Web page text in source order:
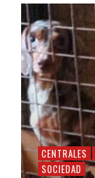
CENTRALES
SOCIEDAD